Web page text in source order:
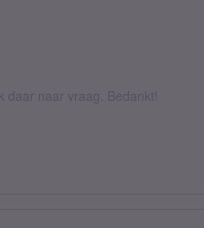
daar naar vraag. Bedankt!